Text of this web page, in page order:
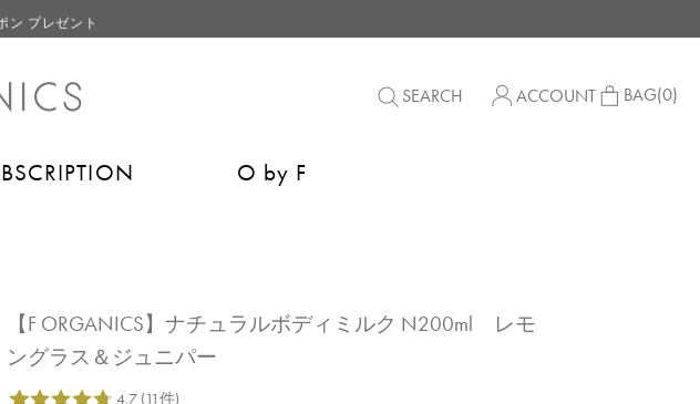
ン プレゼント
品配送に関しまして
ン プレゼント
SEARCH ACCOUNT BAG(0)
O by F
【F ORGANICS】ナチュラルボディミルク N200ml レモ
ングラス＆ジュニパー